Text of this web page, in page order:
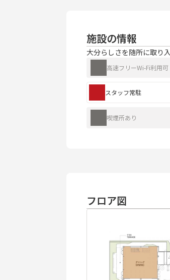
施設の情報
大分らしさを随所に取り
高速フリーWi-Fi利用可
スタッフ常駐
喫煙所あり
フロア図